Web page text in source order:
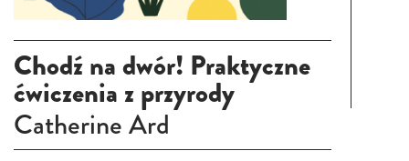
Chodź na dwór! Praktyczne
ćwiczenia z przyrody
Catherine Ard